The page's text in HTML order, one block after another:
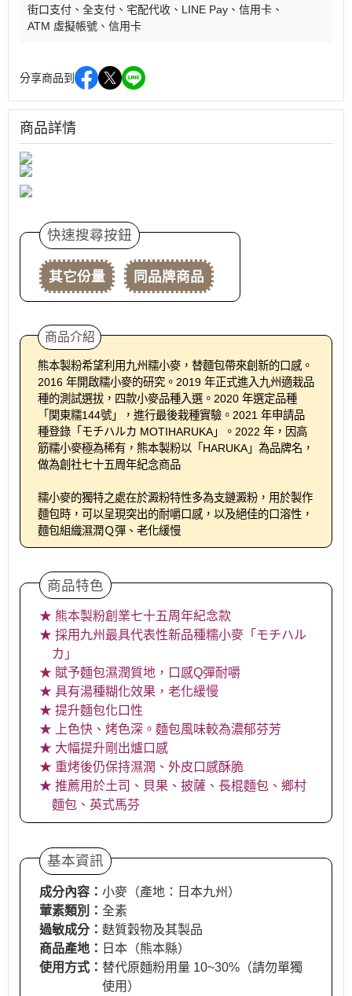
街口支付
全支付 宅配代收 LINE Pay
信用卡
ATM 虛擬帳號
信用卡
分享商品到
商品詳情
快速搜尋按鈕
其它份量 同品牌商品
商品介紹
熊本製粉希望利用九州糯小麥，替麵包帶來創新的口感。
2016 年開啟糯小麥的研究。2019 年正式進入九州適栽品
種的測試選拔，四款小麥品種入選。2020 年選定品種
「関東糯144號」，進行最後栽種實驗。2021 年申請品
種登錄「モチハルカ MOTIHARUKA」。2022 年，因高
筋糯小麥極為稀有，熊本製粉以「HARUKA」為品牌名，
做為創社七十五周年紀念商品
糯小麥的獨特之處在於澱粉特性多為支鏈澱粉，用於製作
麵包時，可以呈現突出的耐嚼口感，以及絕佳的口溶性，
麵包組織濕潤Ｑ彈、老化緩慢
商品特色
★ 熊本製粉創業七十五周年紀念款
★ 採用九州最具代表性新品種糯小麥「モチハル
カ」
★ 賦予麵包濕潤質地，口感Q彈耐嚼
★ 具有湯種糊化效果，老化緩慢
★ 提升麵包化口性
★ 上色快、烤色深。麵包風味較為濃郁芬芳
★ 大幅提升剛出爐口感
★ 重烤後仍保持濕潤、外皮口感酥脆
★ 推薦用於土司、貝果、披薩、長棍麵包、鄉村
麵包、英式馬芬
基本資訊
成分內容： 小麥（產地：日本九州）
葷素類別： 全素
過敏成分： 麩質穀物及其製品
商品產地： 日本（熊本縣）
使用方式： 替代原麵粉用量 10~30%（請勿單獨
使用）